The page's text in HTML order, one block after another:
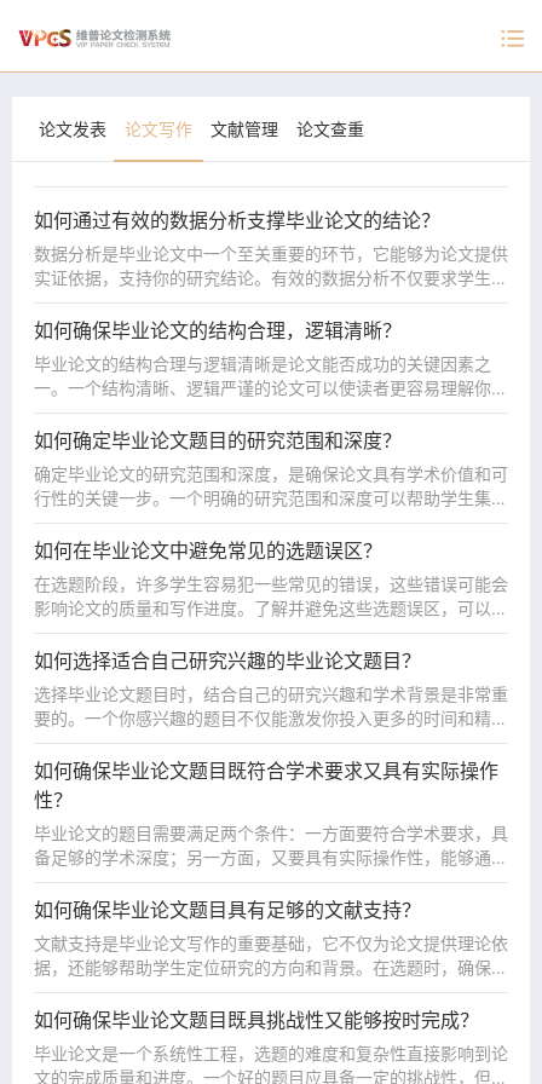
论文发表 论文写作 文献管理 论文查重
如何通过有效的数据分析支撑毕业论文的结论？
数据分析是毕业论文中一个至关重要的环节，它能够为论文提供
实证依据，支持你的研究结论。有效的数据分析不仅要求学生熟
练掌握数据分析工具，还需要确保分析过程的科学性和结果的可
靠性。以下是如何通过有效的数据分析来支撑毕业论文结论的几
确定数据分析的目标和方法
在开始数据分析之前，首先需要明确数据分析的目标。你
问题提供解答？例如，如果你的研究题目是“电子商务平
台消费者行为分析”，那么你要通过数据分析，揭示消费
以选择合适的分析方法。定量数据可以采用统计分析方
法，如描述性统计、回归分析、因子分析等；定性数据则
可以通过主题分析或内容分析等方法进行研究。
数据的准确性和代表性
在进行数据分析之前，要确保所使用的数据准确且具有代
的可靠性。因此，数据的采集过程中要注意控制样本的随
机性和代表性，确保数据具有广泛的适用性。在实际收集
数据时，可以通过设计科学的问卷、随机抽样等方式来提
高数据的质量。
合适的分析工具和技术
数据分析过程中，选择合适的分析工具是至关重要的。对
等，学生应根据自己的研究需求选择适合的工具。对于定
性数据，可以使用NVivo、ATLAS.ti等软件进行分析。掌
外，还应熟悉数据清洗和预处理的技术，以确保分析结果
的准确性。
合理解释分析结果
在数据分析之后，学生需要对分析结果进行合理解释，确
保这些结果能够支持研究结论。分析结果应与研究问题和
假设紧密相关，解释时要避免过度推测或不当解读。例
如，在回归分析中，如果发现某个变量对结果有显著影
预期不符，也应进行讨论，分析可能的原因。
数据分析与理论的结合
数据分析不仅是数字的呈现，更是理论与实践的结合。分
总结来说，有效的数据分析能为毕业论文提供扎实的实证支持，
帮助你回答研究问题并得出科学结论。通过明确分析目标、确保
数据的准确性、选择合适的分析方法和工具、合理解释分析结
果，并将数据分析与理论框架结合，学生可以确保论文的结论具
有科学性和可靠性。
如何确保毕业论文的结构合理，逻辑清晰？
毕业论文的结构合理与逻辑清晰是论文能否成功的关键因素之
一。一个结构清晰、逻辑严谨的论文可以使读者更容易理解你的
研究思路和研究结果。因此，合理规划论文结构和安排内容是写
作过程中非常重要的一步。以下是确保论文结构合理、逻辑清晰
明确论文的基本结构
大多数毕业论文通常包括以下几个部分：引言、文献综
论文结构时，必须确保每一部分的内容都与论文主题和研
究问题紧密相关，不脱离研究的核心。引言部分要简洁明
述相关领域的研究成果，并展示已有研究的不足之处；研
究方法部分需要详细说明你采用的研究方法和数据来源；
数据分析与结果部分要展示研究数据，得出结论；讨论与
结论部分要回顾研究问题，总结研究结果，并提出进一步
的研究方向。
论文的各个章节应按照逻辑顺序排列，确保每一章节之间
有自然的衔接。例如，在文献综述中，你应当按照一定的
时间顺序或主题顺序来分析相关文献；在研究方法部分，
你应当先介绍研究设计，再解释数据收集和分析的具体过
理的章节安排不仅能增强论文的逻辑性，也能帮助你理清
思路。
逻辑连接和过渡句的使用
每一部分、每一章之间的过渡非常重要，过渡句或段落能
够帮助读者理解你是如何从一个部分跳转到下一个部分
的。过渡句应简洁、明确地展示论点的进展，防止读者在
阅读时感到迷失。例如，在文献综述与研究方法部分之
间，可以用过渡句解释为何选择某种研究方法以弥补前人
研究的不足；在数据分析与讨论部分之间，可以用过渡句
引导读者进入你的分析结果的讨论。
确保逻辑清晰和层次分明
总结来说，确保毕业论文结构合理和逻辑清晰，需要学生在写作
过程中提前规划，细心安排每个章节的内容，并通过反复修改来
提升论文的逻辑性。合理的论文结构不仅能帮助读者理解论文内
容，还能提高论文的学术水平。
如何确定毕业论文题目的研究范围和深度？
确定毕业论文的研究范围和深度，是确保论文具有学术价值和可
行性的关键一步。一个明确的研究范围和深度可以帮助学生集中
精力进行深入研究，而不是在过于宽泛的主题中迷失。以下是如
何确定毕业论文题目的研究范围和深度的几个建议：
明确研究对象
确定研究范围的第一步是明确研究对象。研究对象可以是
心是什么。例如，在进行市场营销类研究时，可以选择某
一具体的品牌、行业或消费群体作为研究对象；而在教育
明确研究对象能帮助学生限定研究的边界，使论文的内容
更加聚焦。
合理限定研究的时间范围
时间范围是论文研究范围的重要组成部分。对于许多领域
的研究，尤其是涉及社会变革、历史背景等的课题，研究
年）有助于确保研究的深度和针对性。研究的时间范围不
宜过长或过短，过长可能导致无法聚焦，过短则可能缺乏
足够的数据支持。
选择具体的研究问题
在选题时，学生需要从宏观层面具体化研究问题，避免选
取过于模糊的问题。例如，若题目是“数字化转型对企业
经营的影响”，则可以进一步缩小范围，研究特定行业或
公司在数字化转型过程中的具体挑战和解决方案。选择一
个具体的问题，可以确保论文的深度，并且在研究过程中
不会被过多的变量干扰。
确定研究深度和广度
如何在毕业论文中避免常见的选题误区？
在选题阶段，许多学生容易犯一些常见的错误，这些错误可能会
影响论文的质量和写作进度。了解并避免这些选题误区，可以帮
助学生更高效地完成毕业论文。以下是一些常见的选题误区及其
应对策略：
选题过于宽泛或模糊
选题过于宽泛是学生最常见的错误之一。一个过于宽泛的
深入。比如，选择“社交媒体对青少年心理健康的影响”作
为题目，就显得过于广泛。这样的题目可能涵盖了很多方
题时，要确保题目足够具体、明确，聚焦于某一特定领
件中选取一个切入点，从而缩小研究范围。
选题过于狭窄或研究材料匮乏
与选题过于宽泛相对的是，选题过于狭窄也会影响论文的
完成。过于狭窄的题目可能导致缺乏足够的文献支持，难
以进行有效的理论分析或数据收集。例如，“20世纪70年
代中国某特定乡村的农业生产”可能就是一个过于狭窄的
题目，这类题目可能很难找到足够的资料或研究背景。为
了避免这个问题，可以在选择题目时，确保有足够的相关
文献支持，并且研究对象或问题的范围不至于过于狭窄。
忽视题目的研究可行性
许多学生选题时过于理想化，忽略了研究的可行性。研究
总结来说，避免选题误区需要学生在选题时保持理性，确保题目
既具有学术价值，也能在实践中可行。通过精心规划，避免题目
过于宽泛、狭窄或不可行，同时要倾听导师的意见，确保论文有
创新性而不盲目跟风。
如何选择适合自己研究兴趣的毕业论文题目？
选择毕业论文题目时，结合自己的研究兴趣和学术背景是非常重
要的。一个你感兴趣的题目不仅能激发你投入更多的时间和精
力，还能使研究过程变得更具创造性和成就感。以下是如何根据
个人兴趣选择毕业论文题目的几个方法：
了解自己的兴趣和优势
选择一个符合个人兴趣的论文题目，是确保顺利完成毕业论
如果你在课程学习中对某些特定的内容有较深的理解和兴趣
境保护等，这些也是不错的选题来源。
阅读前人的研究成果
阅读大量相关领域的文献，可以帮助你发现自己感兴趣的话
你保持对研究的兴趣，并且更具探索性。
找到理论和实践的结合点
的研究充满动力。
与导师交流，得到反馈
导师的建议和指导对选题也非常关键。学生可以与导师讨论
总结来说，选择毕业论文题目时，要结合自己的兴趣和学术优
势，确保选题既能激发研究的热情，又具备学术深度。通过多读
文献、与导师交流，学生可以更好地找到一个与自己兴趣相符的
研究课题。
如何确保毕业论文题目既符合学术要求又具有实际操作
性？
毕业论文的题目需要满足两个条件：一方面要符合学术要求，具
备足够的学术深度；另一方面，又要具有实际操作性，能够通过
可行的研究方法和可获取的资源进行实证分析。以下是确保论文
题目既符合学术要求又具有实际操作性的几个关键点：
确保题目与学科要求相符
每个学科和专业对毕业论文的要求不同，因此选题时要确
需要选择带有理论性的题目，更多依赖文本分析、文献综
述等方式；而社会科学、管理学、工学等专业的学生，往
学学科的特点来选择题目，确保选题符合学术要求。
题目要具备实践性和操作性
除了学术性，选题还应具备一定的实践性和操作性，能够
总结来说，毕业论文题目既要符合学术要求，又要具有实践操作
性，选题时要根据学科要求和研究资源，确保题目的学术性与实
际操作性并重。
4o
如何确保毕业论文题目具有足够的文献支持？
文献支持是毕业论文写作的重要基础，它不仅为论文提供理论依
据，还能够帮助学生定位研究的方向和背景。在选题时，确保题
目具有足够的文献支持，是确保论文有深度和广度的关键。以下
是确保毕业论文题目具有足够文献支持的几个建议：
通过文献检索了解领域现状
在选择论文题目之前，首先要进行广泛的文献调研，了解
Google Scholar等平台进行文献检索，查看该领域已有的
总结来说，选题时要进行广泛的文献检索，确保选题具备足够的
如何确保毕业论文题目既具挑战性又能够按时完成？
毕业论文是一个系统性工程，选题的难度和复杂性直接影响到论
文的完成质量和进度。一个好的题目应具备一定的挑战性，但也